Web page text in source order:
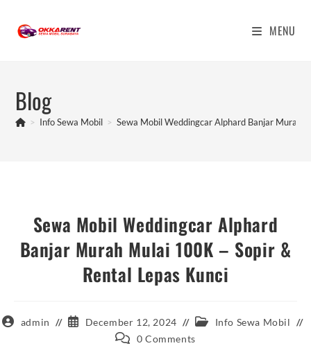
content
MENU
Blog
> Info Sewa Mobil > Sewa Mobil Weddingcar Alphard Banjar Murah
Sewa Mobil Weddingcar Alphard
Banjar Murah Mulai 100K – Sopir &
Rental Lepas Kunci
Postadmin
Post
published:
December 12, 2024
Post Info Sewa Mobil
Post 0 Comments